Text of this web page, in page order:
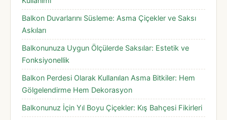
Balkon Duvarlarını Süsleme: Asma Çiçekler ve Saksı
Askıları
Balkonunuza Uygun Ölçülerde Saksılar: Estetik ve
Fonksiyonellik
Balkon Perdesi Olarak Kullanılan Asma Bitkiler: Hem
Gölgelendirme Hem Dekorasyon
Balkonunuz İçin Yıl Boyu Çiçekler: Kış Bahçesi Fikirleri